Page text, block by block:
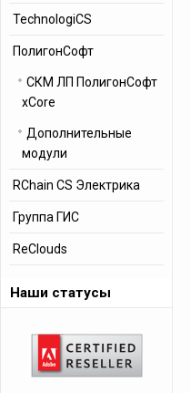
TechnologiCS
ПолигонСофт
СКМ ЛП ПолигонСофт
xCore
Дополнительные
модули
RChain CS Электрика
Группа ГИС
ReClouds
Наши статусы